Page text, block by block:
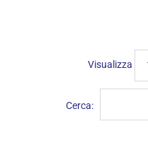
Visualizza
Cerca: